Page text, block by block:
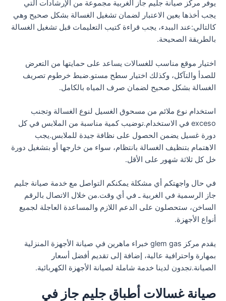
يوفر مركز صيانة جليم جاز الغربية مجموعة من الإرشادات التي
يجب أخذها بعين الاعتبار لضمان تشغيل الغسالة بشكل صحيح وهي
كالتالي:عند الببدء، يجب قراءة كتيب التعليمات قبل تشغيل الغسالة
بالطريقة الصحيحة.
اختيار موقع مناسب للغسالات يساعد على حمايتها من التعرض
للصدأ والتآكل، وكذلك اختيار سطح مستو.ضبط خرطوم تصريف
الغسالة بشكل صحيح لضمان صرف المياه بالكامل.
استخدام نوع ملائم من مسحوق الغسيل لنوع الغسالة وتجنب
exceso في الاستخدام.توضيب كمية مناسبة من الملابس في كل
دورة غسيل يضمن الحصول على نظافة جيدة للملابس.يجب
الاهتمام بتنظيف الغسالة بانتظام، سواء من خارجها أو بتشغيل دورة
خل كل ثلاثة شهور على الأقل.
في حال واجهتكم أي مشكلة يمكنكم التواصل مع خدمة صيانة جليم
جاز الرسمية في الغربية ـ في أي وقت.من خلال الاتصال بالرقم
الساخن، ستحصلون على الدعم اللازم والمساعدة العاجلة لجميع
أنواع الأجهزة.
يقدم مركز glem gas خبراء ماهرين في صيانة الأجهزة المنزلية
بمهارة واحترافية عالية، إضافة إلى تقديم أفضل أسعار
الصيانة.تجدون لدينا خدمة شاملة لصيانة الأجهزة الكهربائية.
صيانة غسالات أطباق جليم جاز في